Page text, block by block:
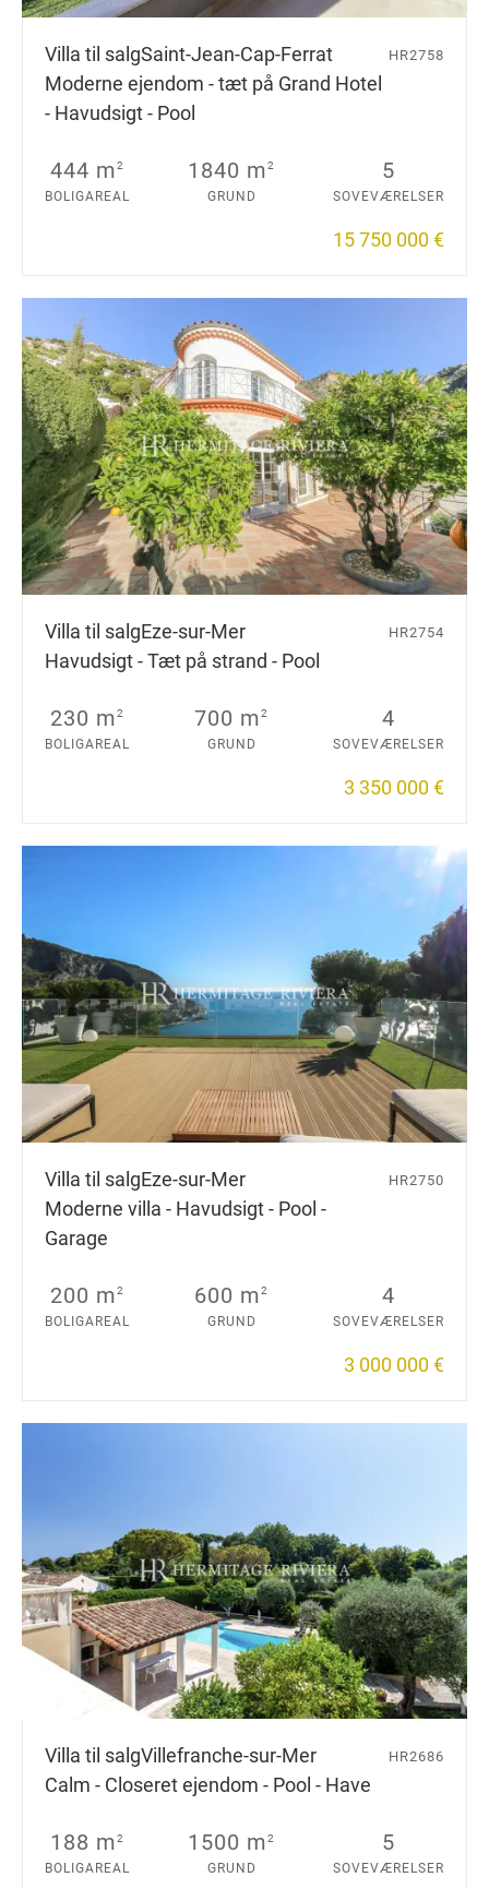
Villa til salgSaint-Jean-Cap-Ferrat
Moderne ejendom - tæt på Grand Hotel
- Havudsigt - Pool
HR2758
444 m2
BOLIGAREAL
1840 m2
GRUND
5
SOVEVÆRELSER
15 750 000 €
Villa til salgEze-sur-Mer
Havudsigt - Tæt på strand - Pool
HR2754
230 m2
BOLIGAREAL
700 m2
GRUND
4
SOVEVÆRELSER
3 350 000 €
Villa til salgEze-sur-Mer
Moderne villa - Havudsigt - Pool -
Garage
HR2750
200 m2
BOLIGAREAL
600 m2
GRUND
4
SOVEVÆRELSER
3 000 000 €
Villa til salgVillefranche-sur-Mer
Сalm - Сloseret ejendom - Pool - Have
HR2686
188 m2
BOLIGAREAL
1500 m2
GRUND
5
SOVEVÆRELSER